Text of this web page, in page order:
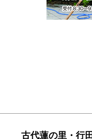
古代蓮の里・行